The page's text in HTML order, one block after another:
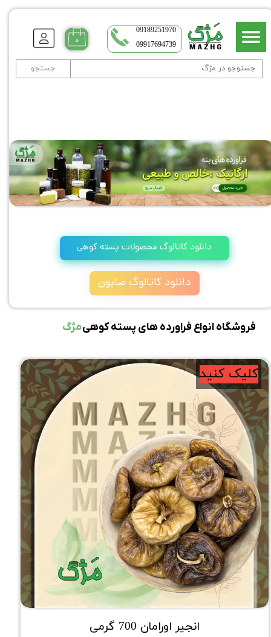
جستجو
09189251970
09917694739
۰
فروشگاه انواع فراورده های پسته کوهیمژگ
دانلود کاتالوگ محصولات پسته کوهی
دانلود کاتالوگ صابون
انجیر اورامان 700 گرمی
کلیک کنید